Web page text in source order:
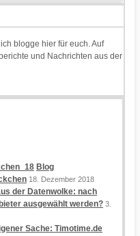
blogge hier für euch. Auf
und Nachrichten aus der
Blog
18. Dezember 2018
der Datenwolke: nach
ausgewählt werden? 3.
Sache: Timotime.de